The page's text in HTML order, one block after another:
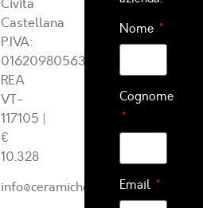
Civita
Castellana
P.IVA:
01620980563
REA
VT-
117105 |
€
10.328
info@ceramichearcadia.com
Nome
Cognome
Email